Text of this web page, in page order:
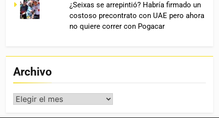
¿Seixas se arrepintió? Habría firmado un
costoso precontrato con UAE pero ahora
no quiere correr con Pogacar
Archivo
Archivo